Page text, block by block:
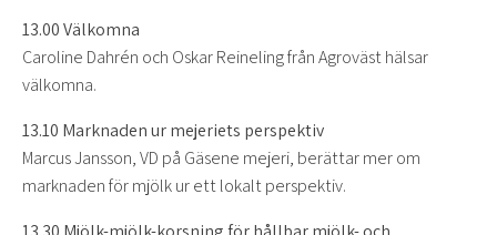
13.00 Välkomna
Caroline Dahrén och Oskar Reineling från Agroväst hälsar
välkomna.
13.10 Marknaden ur mejeriets perspektiv
Marcus Jansson, VD på Gäsene mejeri, berättar mer om
marknaden för mjölk ur ett lokalt perspektiv.